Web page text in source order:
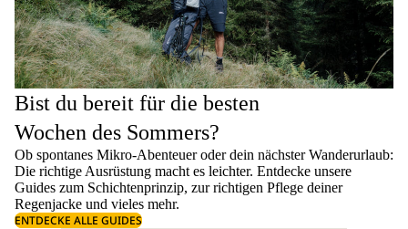
Bist du bereit für die besten
Wochen des Sommers?
Ob spontanes Mikro-Abenteuer oder dein nächster Wanderurlaub:
Die richtige Ausrüstung macht es leichter. Entdecke unsere
Guides zum Schichtenprinzip, zur richtigen Pflege deiner
Regenjacke und vieles mehr.
ENTDECKE ALLE GUIDES